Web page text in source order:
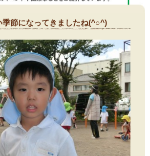
季節になってきましたね(^○^)